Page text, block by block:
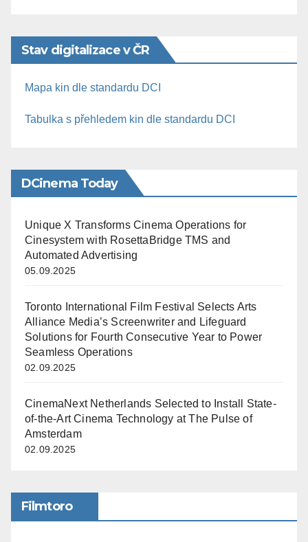
Stav digitalizace v ČR
Mapa kin dle standardu DCI
Tabulka s přehledem kin dle standardu DCI
DCinema Today
Unique X Transforms Cinema Operations for
Cinesystem with RosettaBridge TMS and
Automated Advertising
05.09.2025
Toronto International Film Festival Selects Arts
Alliance Media’s Screenwriter and Lifeguard
Solutions for Fourth Consecutive Year to Power
Seamless Operations
02.09.2025
CinemaNext Netherlands Selected to Install State-
of-the-Art Cinema Technology at The Pulse of
Amsterdam
02.09.2025
Filmtoro